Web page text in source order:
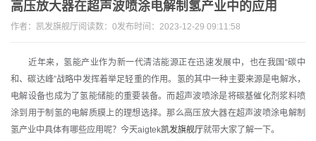
高压放大器在超声波喷涂电解制氢产业中的应用
作者： 凯发旗舰厅阅读数： 0发布时间：2023-12-29 09:11:58
近年来，氢能产业作为新一代清洁能源正在迅速发展中，也在我国“碳中
和、碳达峰”战略中发挥着举足轻重的作用。氢的其中一种主要来源是电解水，
电解设备也成为了氢能储能的重要装备。而超声波喷涂是将碳基催化剂浆料喷
涂到用于制氢的电解质膜上的理想选择。那么高压放大器在超声波喷涂电解制
氢产业中具体有哪些应用呢？今天aigtek凯发旗舰厅就带大家了解一下。